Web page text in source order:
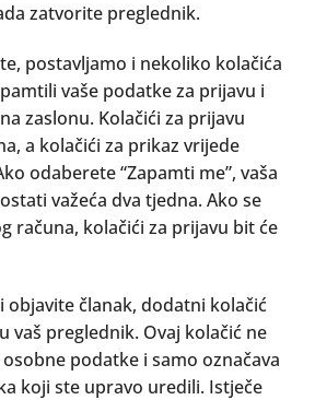
zatvorite preglednik.
postavljamo i nekoliko kolačića
vaše podatke za prijavu i
zaslonu. Kolačići za prijavu
a kolačići za prikaz vrijede
odaberete “Zapamti me”, vaša
važeća dva tjedna. Ako se
računa, kolačići za prijavu bit će
objavite članak, dodatni kolačić
vaš preglednik. Ovaj kolačić ne
podatke i samo označava
koji ste upravo uredili. Istječe